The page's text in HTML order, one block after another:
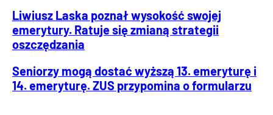
Liwiusz Laska poznał wysokość swojej
emerytury. Ratuje się zmianą strategii
oszczędzania
Seniorzy mogą dostać wyższą 13. emeryturę i
14. emeryturę. ZUS przypomina o formularzu